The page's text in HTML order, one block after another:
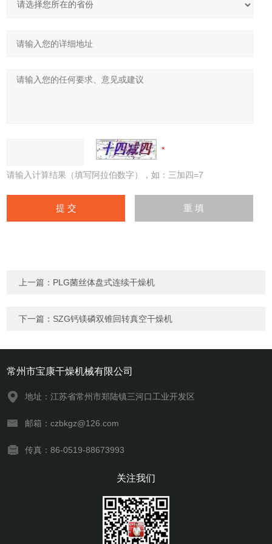
请输入计算结果（填写阿拉伯数字），如：三加四=7
上一篇： PLG菌丝体盘式连续干燥机
下一篇： SZG钙镁磷双锥回转真空干燥机
常州市宝康干燥机械有限公司
地址：江苏省常州市郑陆镇三河口工业开发区
邮箱：czbkgz@126.com
传真：86-0519-88673993
关注我们